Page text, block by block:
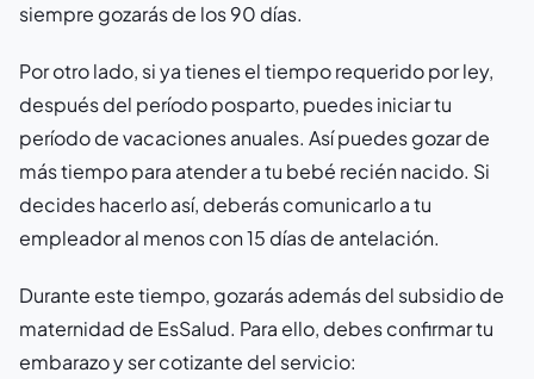
siempre gozarás de los 90 días.
Por otro lado, si ya tienes el tiempo requerido por ley,
después del período posparto, puedes iniciar tu
período de vacaciones anuales. Así puedes gozar de
más tiempo para atender a tu bebé recién nacido. Si
decides hacerlo así, deberás comunicarlo a tu
empleador al menos con 15 días de antelación.
Durante este tiempo, gozarás además del subsidio de
maternidad de EsSalud. Para ello, debes confirmar tu
embarazo y ser cotizante del servicio: